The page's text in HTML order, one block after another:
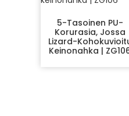
5-Tasoinen PU-
Korurasia, Jossa
Lizard-
Keinonahka |